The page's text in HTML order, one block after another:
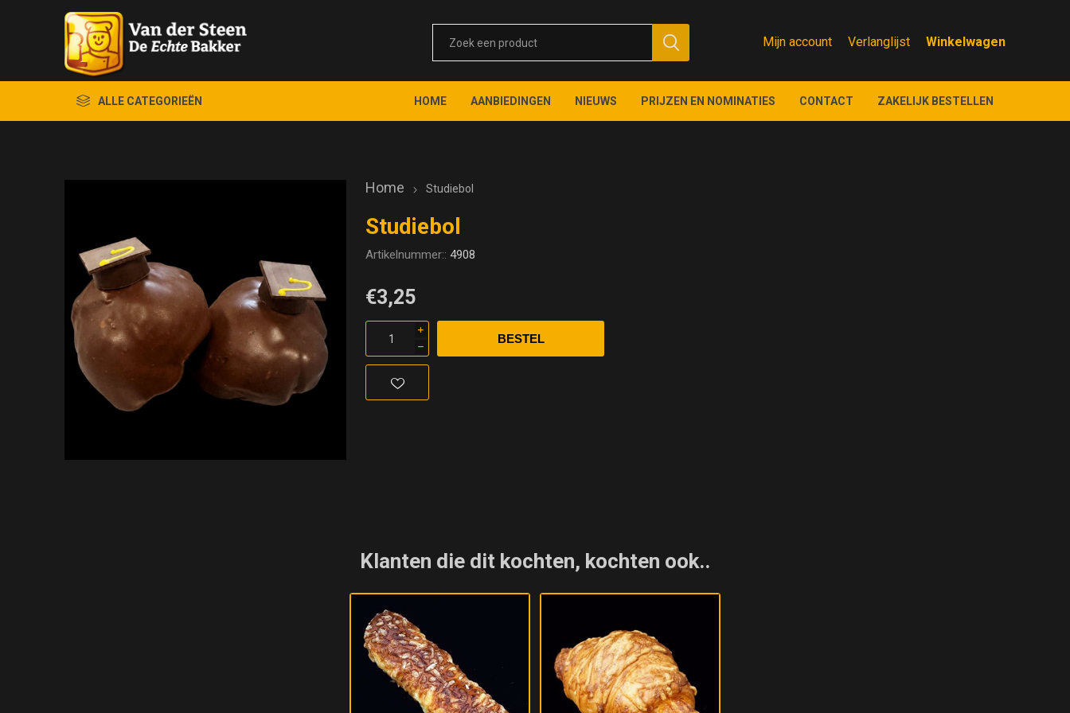
Mijn account Verlanglijst
ALLE CATEGORIEËN HOME AANBIEDINGEN NIEUWS PRIJZEN EN NOMINATIES CONTACT ZAKELIJK BESTELLEN
Home Studiebol
Studiebol
Artikelnummer:: 4908
€3,25
i
h
Klanten die dit kochten, kochten ook..